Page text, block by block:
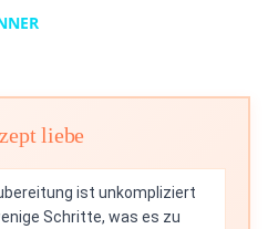
liebe
ist unkompliziert
Schritte, was es zu